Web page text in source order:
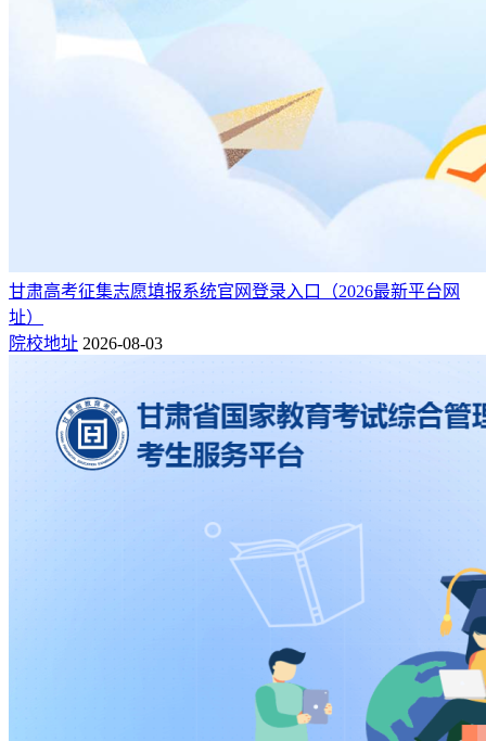
甘肃高考征集志愿填报系统官网登录入口（2026最新平台网
址）
院校地址 2026-08-03